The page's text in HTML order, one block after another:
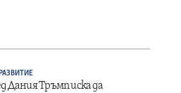
Дания Тръмп иска да